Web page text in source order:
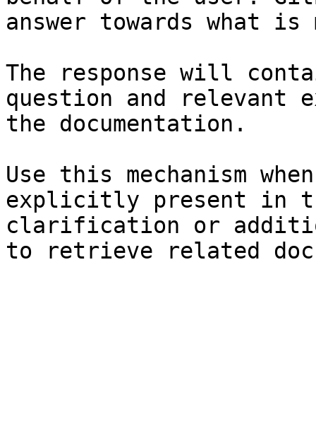
answer towards what
The response will
question and relevant
the documentation.
Use this mechanism
explicitly present in
clarification or